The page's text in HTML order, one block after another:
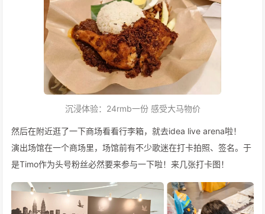
沉浸体验：24rmb一份 感受大马物价
然后在附近逛了一下商场看看行李箱，就去idea live arena啦！
演出场馆在一个商场里，场馆前有不少歌迷在打卡拍照、签名。于
是Timo作为头号粉丝必然要来参与一下啦！来几张打卡图！